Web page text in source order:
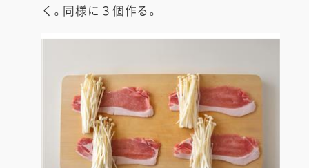
く。同様に３個作る。